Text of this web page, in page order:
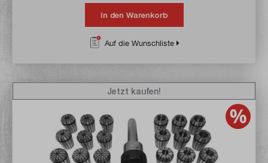
In den Warenkorb
Auf die Wunschliste
Jetzt kaufen!